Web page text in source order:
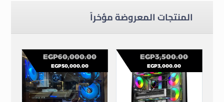
المنتجات المعروضة مؤخراً
EGP3,500.00
EGP3,000.00
EGP60,000.00
EGP50,000.00